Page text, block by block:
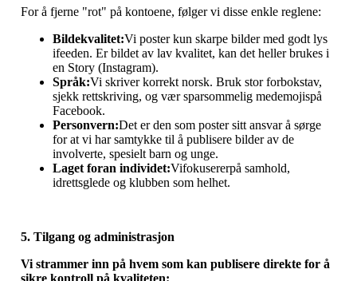
For å fjerne "rot" på kontoene, følger vi disse enkle reglene:
Bildekvalitet:Vi poster kun skarpe bilder med godt lys
ifeeden. Er bildet av lav kvalitet, kan det heller brukes i
en Story (Instagram).
Språk:Vi skriver korrekt norsk. Bruk stor forbokstav,
sjekk rettskriving, og vær sparsommelig medemojispå
Facebook.
Personvern:Det er den som poster sitt ansvar å sørge
for at vi har samtykke til å publisere bilder av de
involverte, spesielt barn og unge.
Laget foran individet:Vifokusererpå samhold,
idrettsglede og klubben som helhet.
5. Tilgang og administrasjon
Vi strammer inn på hvem som kan publisere direkte for å
sikre kontroll på kvaliteten: